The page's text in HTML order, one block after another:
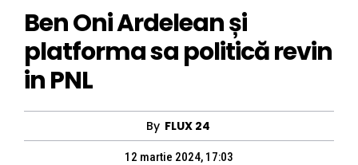
Ben Oni Ardelean și
platforma sa politică revin
in PNL
By FLUX 24
12 martie 2024, 17:03